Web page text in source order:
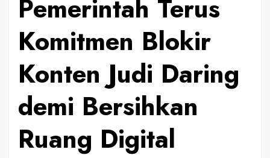
Pemerintah Terus
Komitmen Blokir
Konten Judi Daring
demi Bersihkan
Ruang Digital